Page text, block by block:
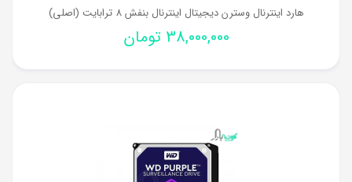
هارد اینترنال وسترن دیجیتال اینترنال بنفش 8 ترابایت (اصلی)
38,000,000 تومان